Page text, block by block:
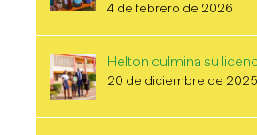
4 de febrero de 2026
Helton culmina su
20 de diciembre de 2025